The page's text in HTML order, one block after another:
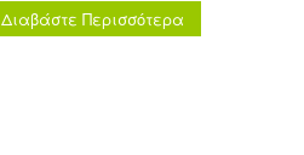
Διαβάστε Περισσότερα